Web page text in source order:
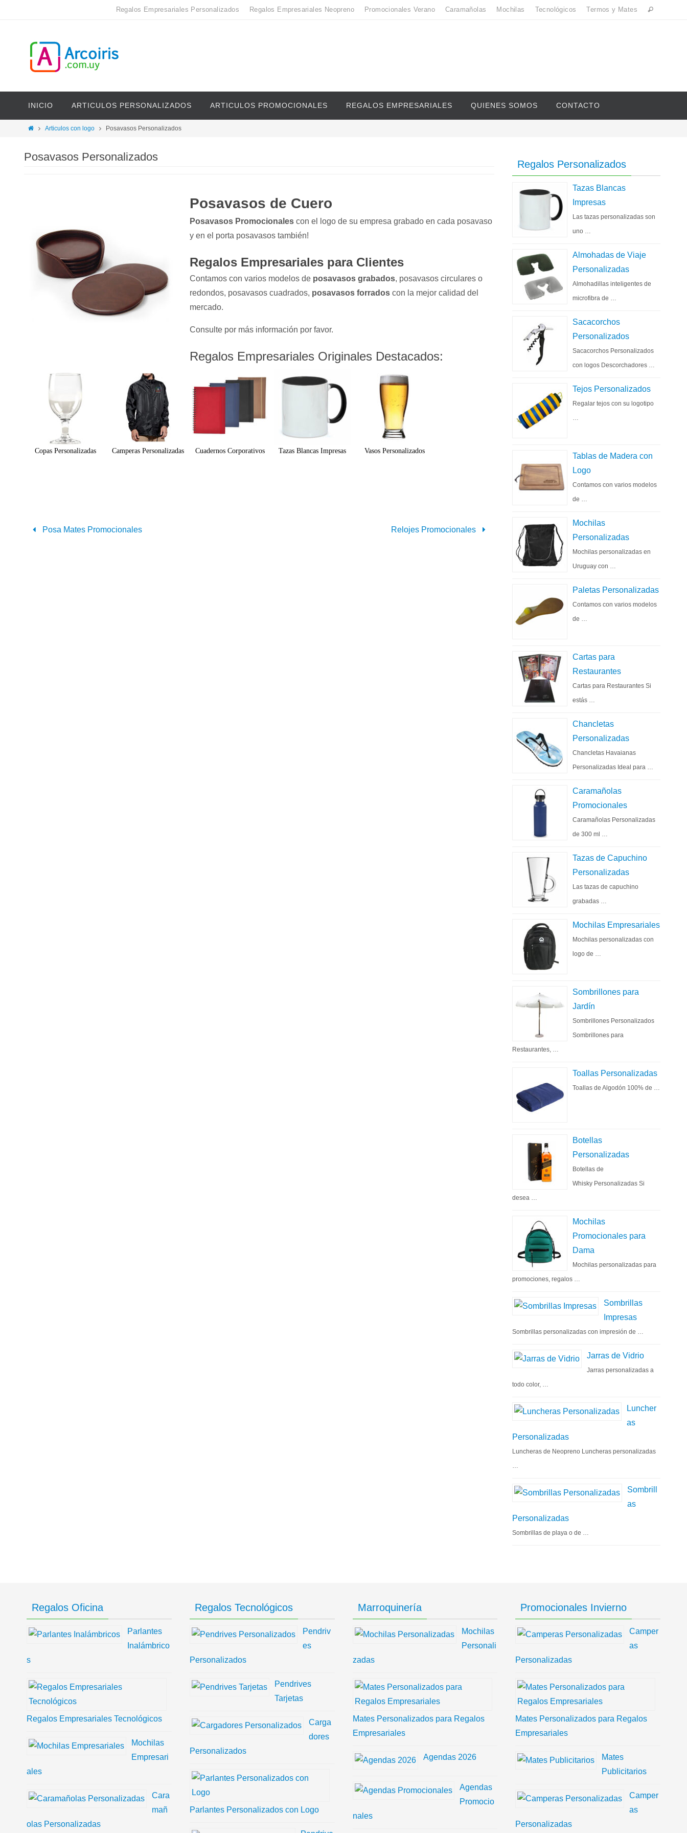
Regalos Empresariales Personalizados Regalos Empresariales Neopreno Promocionales Verano Caramañolas Mochilas Tecnológicos Termos y Mates
INICIO ARTICULOS PERSONALIZADOS ARTICULOS PROMOCIONALES REGALOS EMPRESARIALES QUIENES SOMOS CONTACTO
Articulos con logo Posavasos Personalizados
Posavasos Personalizados
Posavasos de Cuero
Posavasos Promocionales con el logo de su empresa grabado en cada posavaso
y en el porta posavasos también!
Regalos Empresariales para Clientes
Contamos con varios modelos de posavasos grabados, posavasos circulares o
redondos, posavasos cuadrados, posavasos forrados con la mejor calidad del
mercado.
Consulte por más información por favor.
Regalos Empresariales Originales Destacados:
Copas Personalizadas Camperas Personalizadas Cuadernos Corporativos Tazas Blancas Impresas Vasos Personalizados
Posa Mates Promocionales Relojes Promocionales
Regalos Personalizados
Tazas Blancas
Impresas
Las tazas personalizadas son
uno …
Almohadas de Viaje
Personalizadas
Almohadillas inteligentes de
microfibra de …
Sacacorchos
Personalizados
Sacacorchos Personalizados
con logos Descorchadores …
Tejos Personalizados
Regalar tejos con su logotipo
…
Tablas de Madera con
Logo
Contamos con varios modelos
de …
Mochilas
Personalizadas
Mochilas personalizadas en
Uruguay con …
Paletas Personalizadas
Contamos con varios modelos
de …
Cartas para
Restaurantes
Cartas para Restaurantes Si
estás …
Chancletas
Personalizadas
Chancletas Havaianas
Personalizadas Ideal para …
Caramañolas
Promocionales
Caramañolas Personalizadas
de 300 ml …
Tazas de Capuchino
Personalizadas
Las tazas de capuchino
grabadas …
Mochilas Empresariales
Mochilas personalizadas con
logo de …
Sombrillones para
Jardín
Sombrillones Personalizados
Sombrillones para
Restaurantes, …
Toallas Personalizadas
Toallas de Algodón 100% de …
Botellas
Personalizadas
Botellas de
Whisky Personalizadas Si
desea …
Mochilas
Promocionales para
Dama
Mochilas personalizadas para
promociones, regalos …
Sombrillas
Impresas
Sombrillas personalizadas con impresión de …
Jarras de Vidrio
Jarras personalizadas a
todo color, …
Luncher
as
Personalizadas
Luncheras de Neopreno Luncheras personalizadas
…
Sombrill
as
Personalizadas
Sombrillas de playa o de …
Regalos Oficina
Parlantes
Inalámbrico
s
Regalos Empresariales Tecnológicos
Mochilas
Empresari
ales
Cara
mañ
olas Personalizadas
Regalos Tecnológicos
Pendriv
es
Personalizados
Pendrives
Tarjetas
Carga
dores
Personalizados
Parlantes Personalizados con Logo
Marroquinería
Mochilas
Personali
zadas
Mates Personalizados para Regalos
Empresariales
Agendas 2026
Agendas
Promocio
nales
Promocionales Invierno
Camper
as
Personalizadas
Mates Personalizados para Regalos
Empresariales
Mates
Publicitarios
Camper
as
Personalizadas